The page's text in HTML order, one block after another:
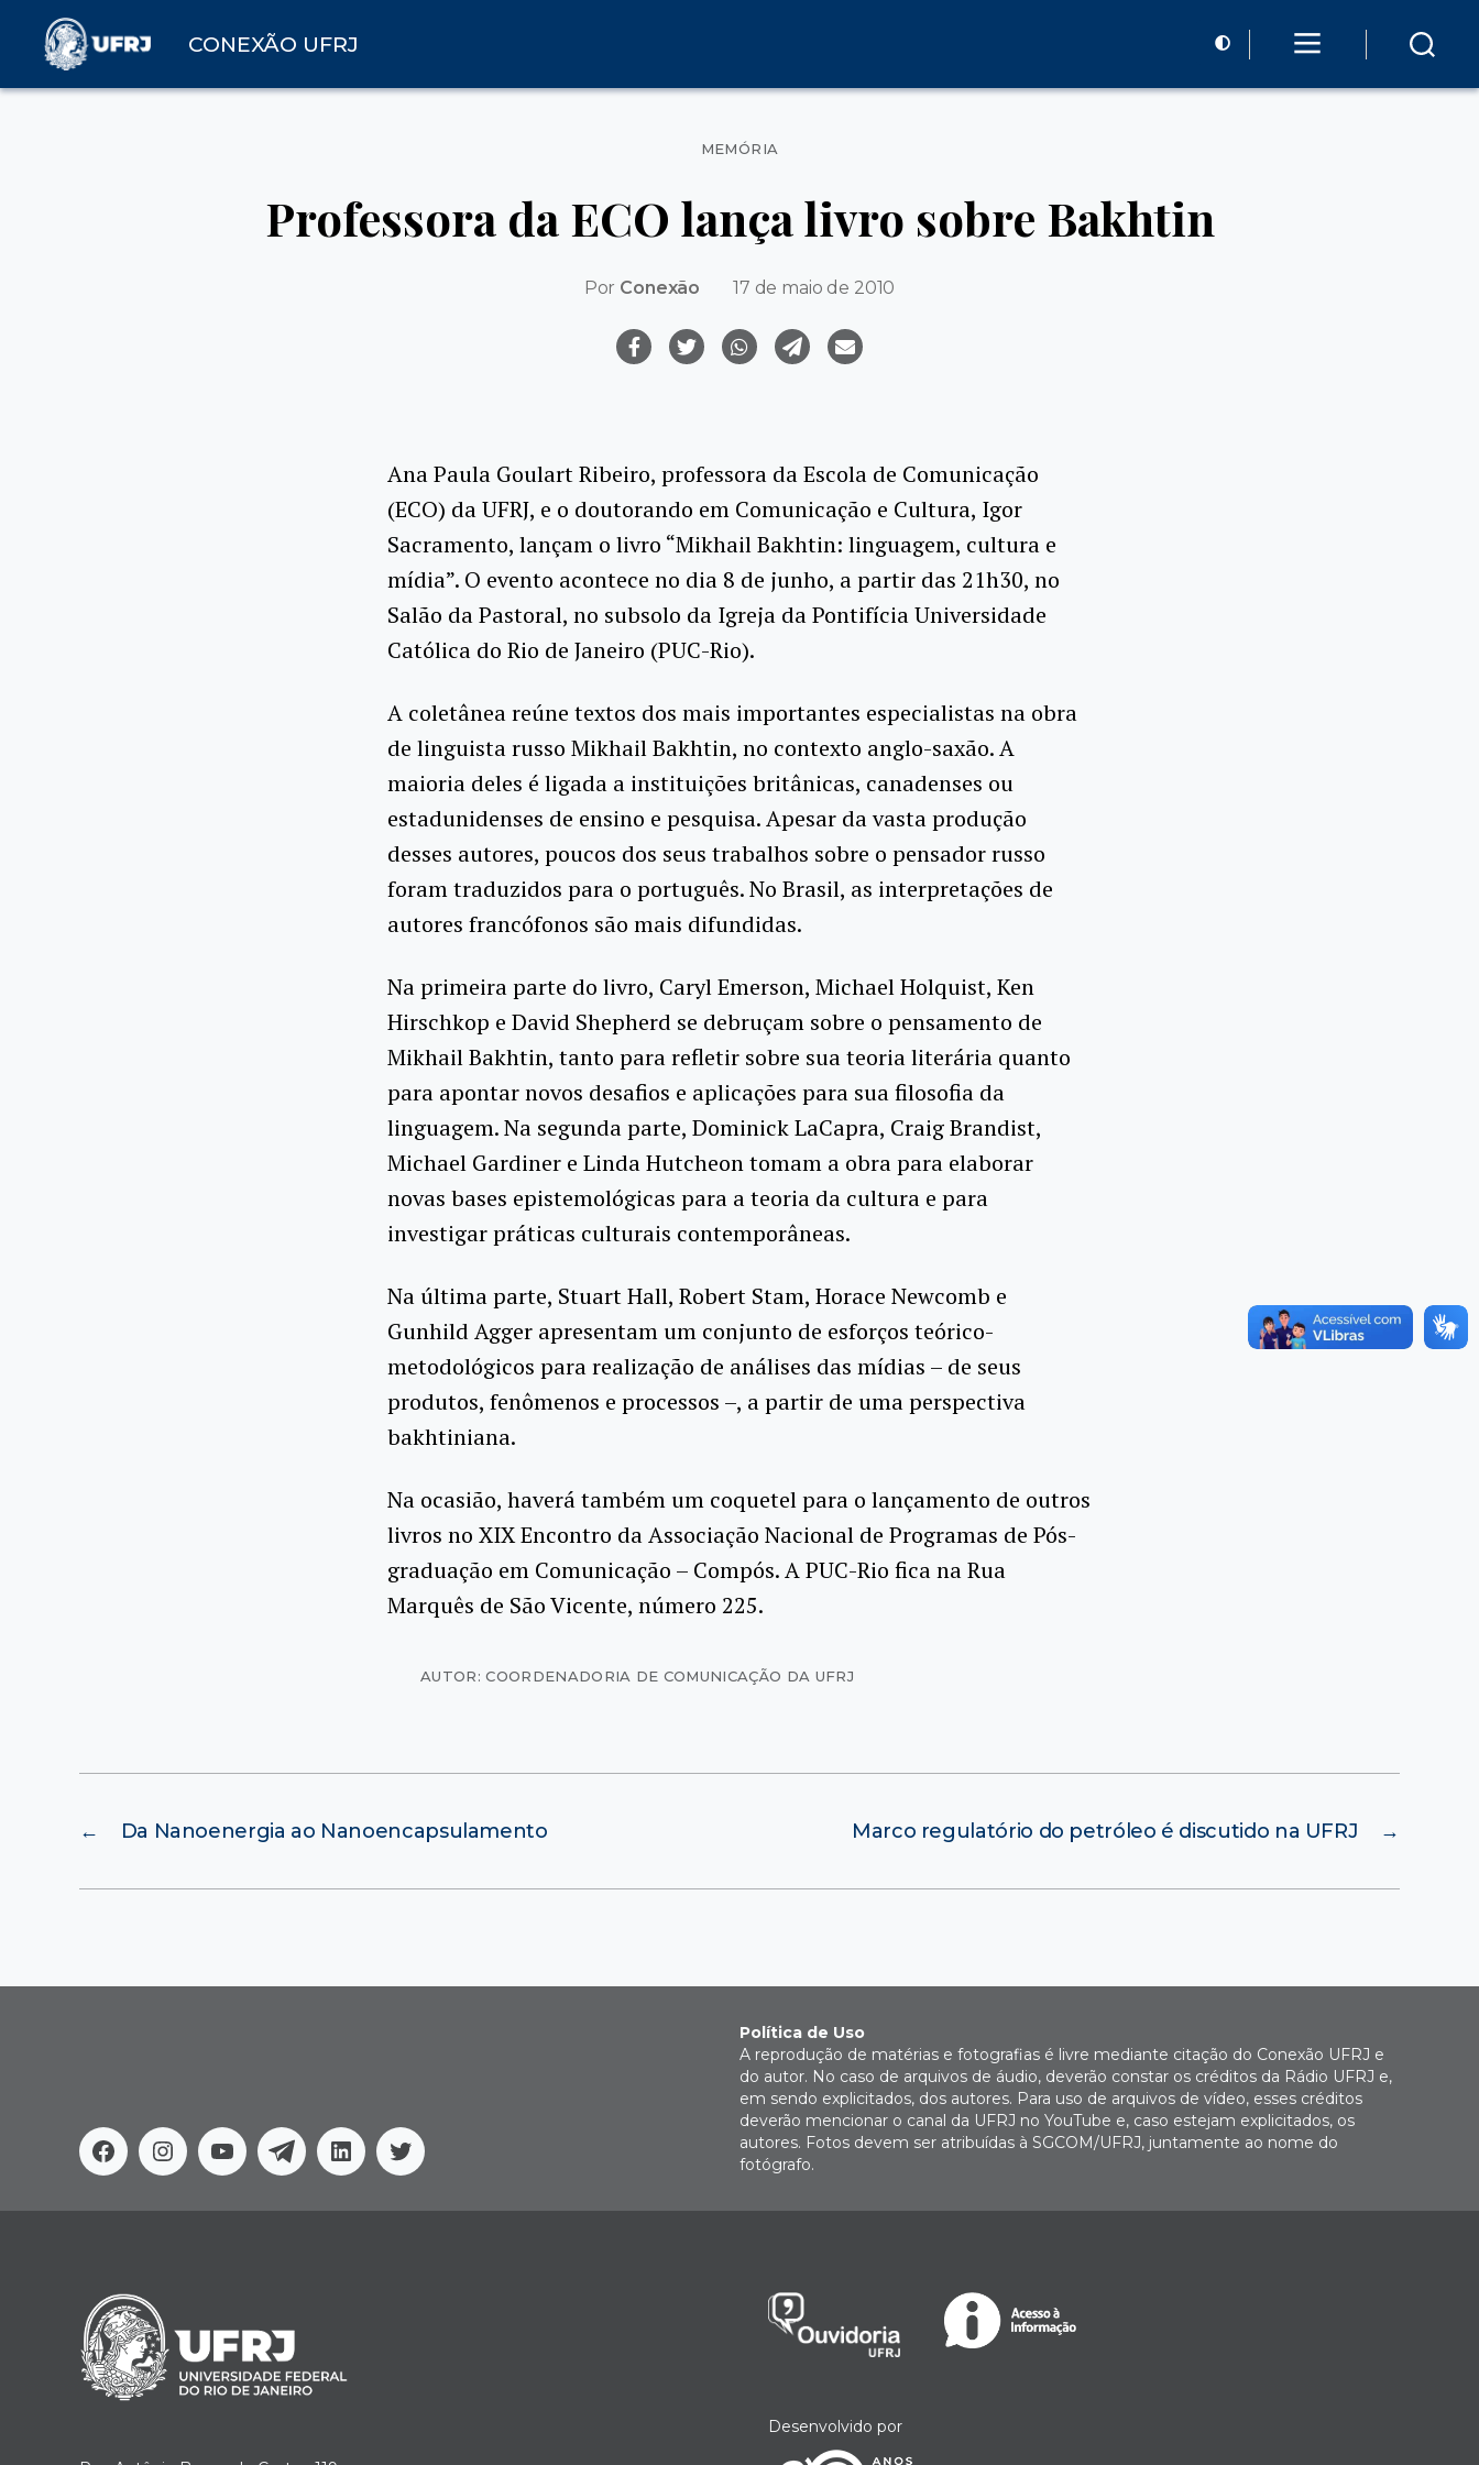
CONEXÃO UFRJ
Categorias
MEMÓRIA
Professora da ECO lança livro sobre Bakhtin
Por Conexão 17 de maio de 2010
Ana Paula Goulart Ribeiro, professora da Escola de Comunicação
(ECO) da UFRJ, e o doutorando em Comunicação e Cultura, Igor
Sacramento, lançam o livro “Mikhail Bakhtin: linguagem, cultura e
mídia”. O evento acontece no dia 8 de junho, a partir das 21h30, no
Salão da Pastoral, no subsolo da Igreja da Pontifícia Universidade
Católica do Rio de Janeiro (PUC-Rio).
A coletânea reúne textos dos mais importantes especialistas na obra
de linguista russo Mikhail Bakhtin, no contexto anglo-saxão. A
maioria deles é ligada a instituições britânicas, canadenses ou
estadunidenses de ensino e pesquisa. Apesar da vasta produção
desses autores, poucos dos seus trabalhos sobre o pensador russo
foram traduzidos para o português. No Brasil, as interpretações de
autores francófonos são mais difundidas.
Na primeira parte do livro, Caryl Emerson, Michael Holquist, Ken
Hirschkop e David Shepherd se debruçam sobre o pensamento de
Mikhail Bakhtin, tanto para refletir sobre sua teoria literária quanto
para apontar novos desafios e aplicações para sua filosofia da
linguagem. Na segunda parte, Dominick LaCapra, Craig Brandist,
Michael Gardiner e Linda Hutcheon tomam a obra para elaborar
novas bases epistemológicas para a teoria da cultura e para
investigar práticas culturais contemporâneas.
Na última parte, Stuart Hall, Robert Stam, Horace Newcomb e
Gunhild Agger apresentam um conjunto de esforços teórico-
metodológicos para realização de análises das mídias – de seus
produtos, fenômenos e processos –, a partir de uma perspectiva
bakhtiniana.
Na ocasião, haverá também um coquetel para o lançamento de outros
livros no XIX Encontro da Associação Nacional de Programas de Pós-
graduação em Comunicação – Compós. A PUC-Rio fica na Rua
Marquês de São Vicente, número 225.
AUTOR: COORDENADORIA DE COMUNICAÇÃO DA UFRJ
← Da Nanoenergia ao Nanoencapsulamento →
Marco regulatório do petróleo é discutido na UFRJ
FacebookInstagram
YoutubeTelegramLinkedinTwitter
Política de Uso
A reprodução de matérias e fotografias é livre mediante citação do Conexão UFRJ e
do autor. No caso de arquivos de áudio, deverão constar os créditos da Rádio UFRJ e,
em sendo explicitados, dos autores. Para uso de arquivos de vídeo, esses créditos
deverão mencionar o canal da UFRJ no YouTube e, caso estejam explicitados, os
autores. Fotos devem ser atribuídas à SGCOM/UFRJ, juntamente ao nome do
fotógrafo.
Desenvolvido por